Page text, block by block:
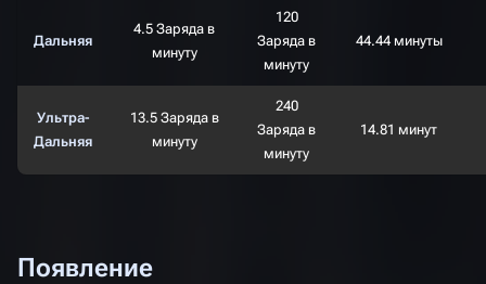
Дальняя
4.5 Заряда в
минуту
120
Заряда в
минуту
44.44 минуты
Ультра-
Дальняя
13.5 Заряда в
минуту
240
Заряда в
минуту
14.81 минут
Появление